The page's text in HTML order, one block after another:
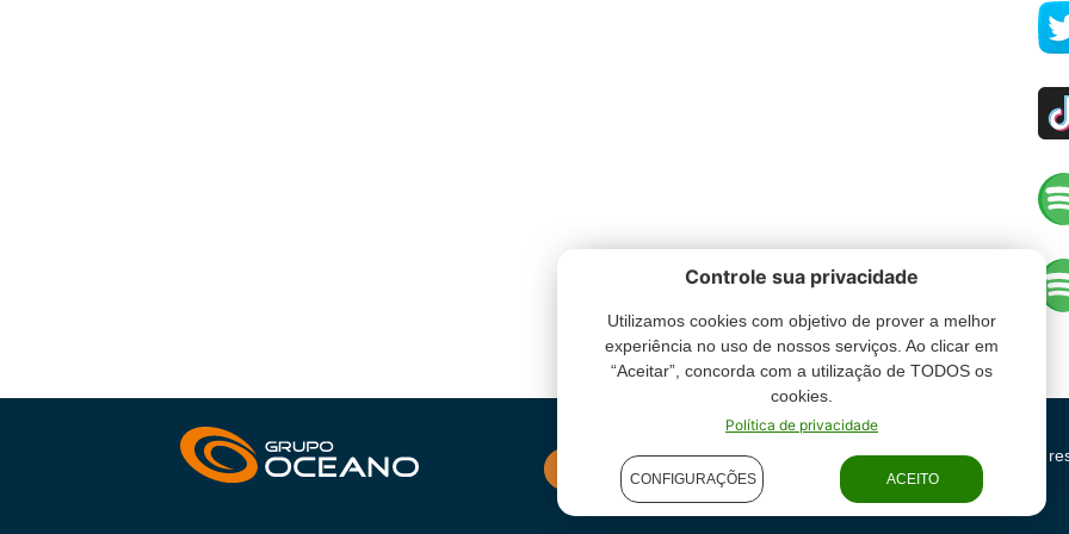
INSTITUCIONAL
Grupo Oceano - Todos direitos
condições de uso
Controle sua privacidade
Utilizamos cookies com objetivo de prover a melhor
experiência no uso de nossos serviços. Ao clicar em
“Aceitar”, concorda com a utilização de TODOS os
cookies.
Política de privacidade
CONFIGURAÇÕES ACEITO